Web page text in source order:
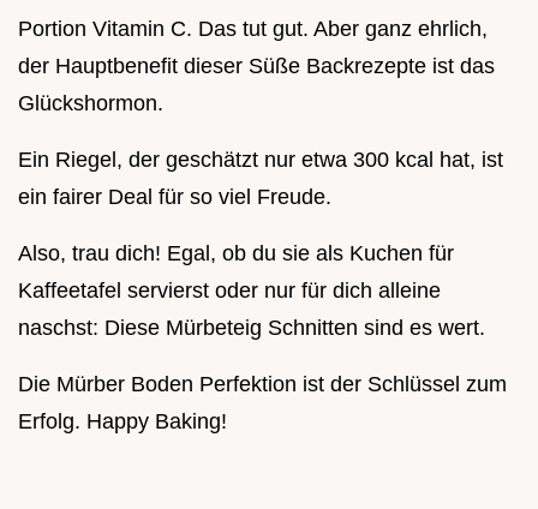
Portion Vitamin C. Das tut gut. Aber ganz ehrlich,
der Hauptbenefit dieser Süße Backrezepte ist das
Glückshormon.
Ein Riegel, der geschätzt nur etwa 300 kcal hat, ist
ein fairer Deal für so viel Freude.
Also, trau dich! Egal, ob du sie als Kuchen für
Kaffeetafel servierst oder nur für dich alleine
naschst: Diese Mürbeteig Schnitten sind es wert.
Die Mürber Boden Perfektion ist der Schlüssel zum
Erfolg. Happy Baking!